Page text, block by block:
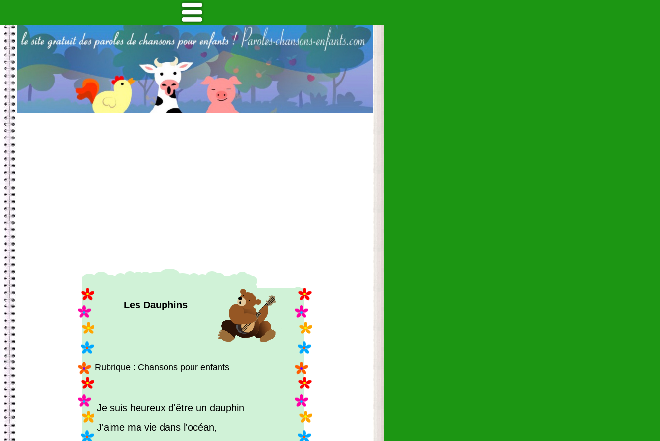
Les Dauphins
Rubrique : Chansons pour enfants
Je suis heureux d'être un dauphin
J'aime ma vie dans l'océan,